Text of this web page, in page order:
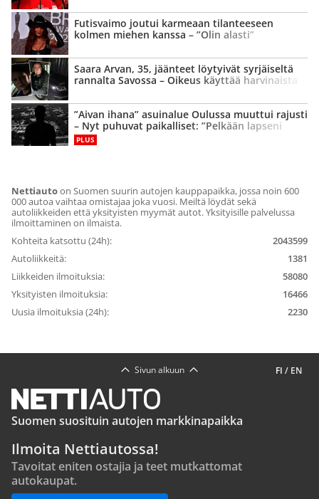
Futisvaimo joutui karmeaan tilanteeseen
kolmen miehen kanssa – ”Olin alasti”
Saara Arvan, 35, jäänteet löytyivät syrjäiseltä
rannalta Savossa – Oikeus käyttää harvinaista
”Aivan ihana” asuinalue Oulussa muuttui rajusti
– Nyt puhuvat paikalliset: ”Pelkään lapseni
puolesta”
PLUS
Nettiautoon Suomen suurin autojen kauppapaikka, jossa noin 600
000 autoa vaihtaa omistajaa joka vuosi. Meiltä löydät sekä
autoliikkeiden että yksityisten myymät autot. Yksityisille palvelussa
ilmoittaminen on ilmaista.
Kohteita katsottu (24h):
2043599
Autoliikkeitä:
1381
Liikkeiden ilmoituksia:
58080
Yksityisten ilmoituksia:
16466
Uusia ilmoituksia (24h):
2230
FI / EN
Sivun alkuun
Suomen suosituin autojen markkinapaikka
Ilmoita Nettiautossa!
Tavoitat eniten ostajia ja teet mutkattomat
autokaupat.